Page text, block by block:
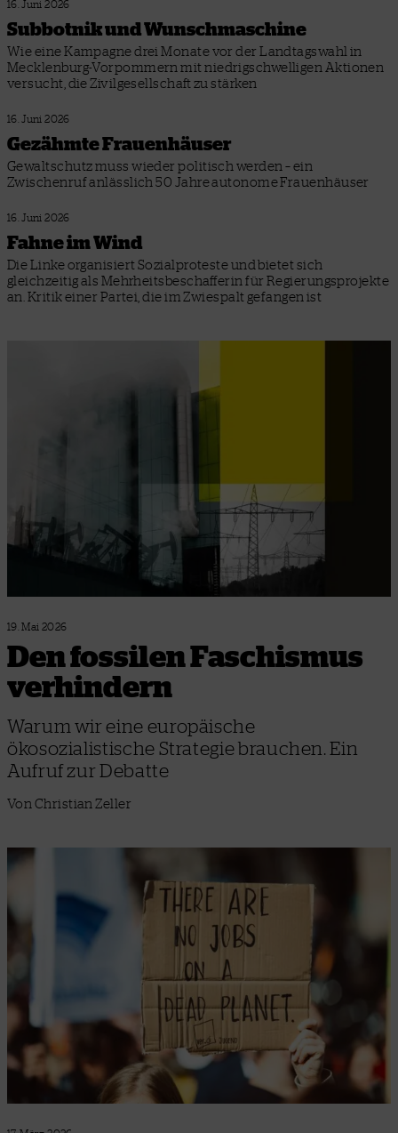
16. Juni 2026
Subbotnik und Wunschmaschine
Wie eine Kampagne drei Monate vor der Landtagswahl in
Mecklenburg-Vorpommern mit niedrigschwelligen Aktionen
versucht, die Zivilgesellschaft zu stärken
16. Juni 2026
Gezähmte Frauenhäuser
Gewaltschutz muss wieder politisch werden – ein
Zwischenruf anlässlich 50 Jahre autonome Frauenhäuser
16. Juni 2026
Fahne im Wind
Die Linke organisiert Sozialproteste und bietet sich
gleichzeitig als Mehrheitsbeschafferin für Regierungsprojekte
an. Kritik einer Partei, die im Zwiespalt gefangen ist
19. Mai 2026
Den fossilen Faschismus
verhindern
Warum wir eine europäische
ökosozialistische Strategie brauchen. Ein
Aufruf zur Debatte
Von Christian Zeller